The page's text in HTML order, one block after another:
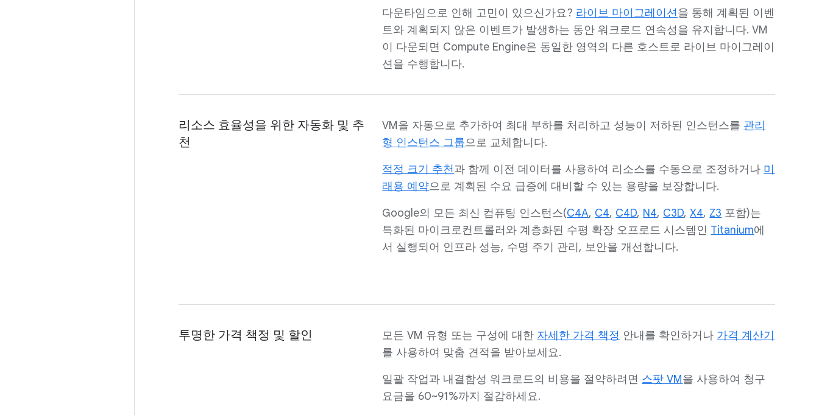
다운타임으로 인해 고민이 있으신가요? 라이브 마이그레이션을 통해 계획된 이벤
트와 계획되지 않은 이벤트가 발생하는 동안 워크로드 연속성을 유지합니다. VM
이 다운되면 Compute Engine은 동일한 영역의 다른 호스트로 라이브 마이그레이
션을 수행합니다.
리소스 효율성을 위한 자동화 및 추
천
VM을 자동으로 추가하여 최대 부하를 처리하고 성능이 저하된 인스턴스를 관리
형 인스턴스 그룹으로 교체합니다.
적정 크기 추천과 함께 이전 데이터를 사용하여 리소스를 수동으로 조정하거나 미
래용 예약으로 계획된 수요 급증에 대비할 수 있는 용량을 보장합니다.
Google의 모든 최신 컴퓨팅 인스턴스(C4A, C4, C4D, N4, C3D,X4, Z3 포함)는
특화된 마이크로컨트롤러와 계층화된 수평 확장 오프로드 시스템인 Titanium에
서 실행되어 인프라 성능, 수명 주기 관리, 보안을 개선합니다.
투명한 가격 책정 및 할인 모든 VM 유형 또는 구성에 대한 자세한 가격 책정 안내를 확인하거나 가격 계산기
를 사용하여 맞춤 견적을 받아보세요.
일괄 작업과 내결함성 워크로드의 비용을 절약하려면 스팟 VM을 사용하여 청구
요금을 60~91%까지 절감하세요.